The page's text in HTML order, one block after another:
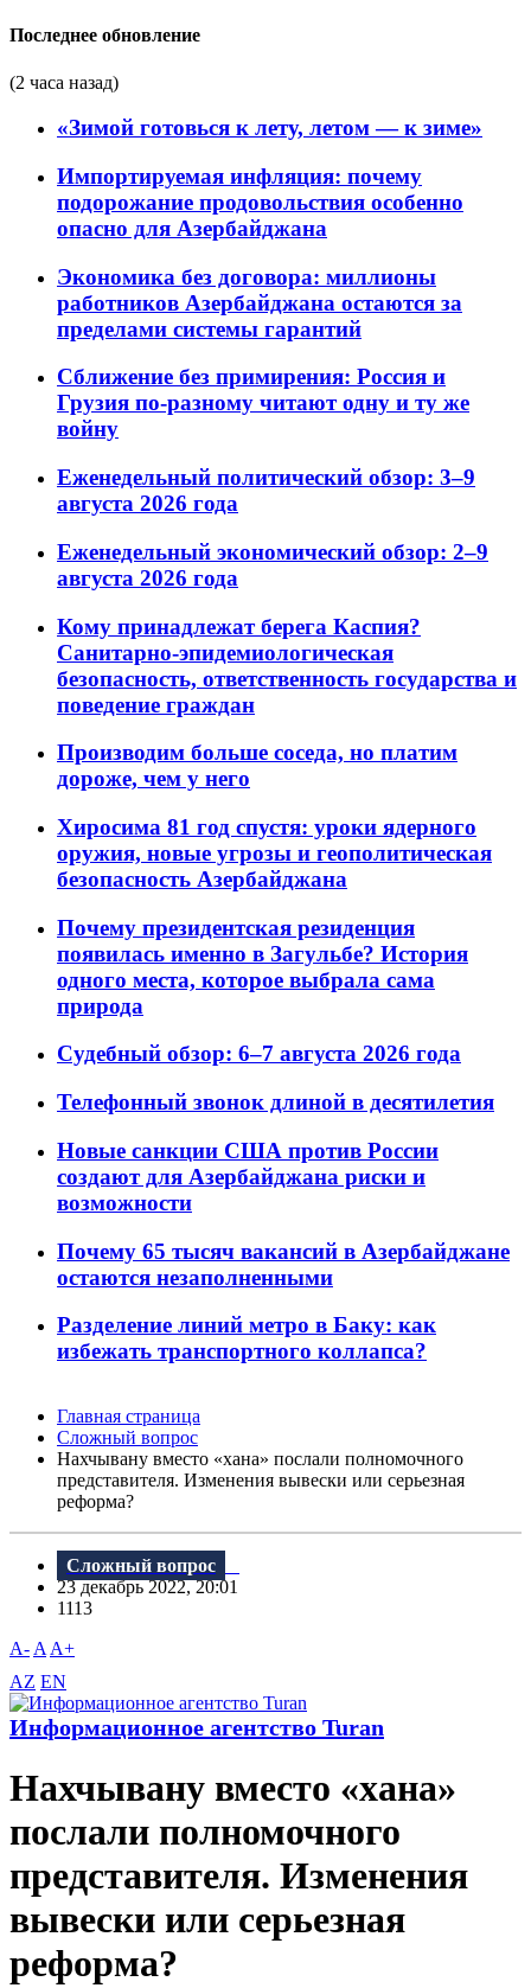
Последнее обновление
(2 часа назад)
«Зимой готовься к лету, летом — к зиме»
Импортируемая инфляция: почему
подорожание продовольствия особенно
опасно для Азербайджана
Экономика без договора: миллионы
работников Азербайджана остаются за
пределами системы гарантий
Сближение без примирения: Россия и
Грузия по-разному читают одну и ту же
войну
Еженедельный политический обзор: 3–9
августа 2026 года
Еженедельный экономический обзор: 2–9
августа 2026 года
Кому принадлежат берега Каспия?
Санитарно-эпидемиологическая
безопасность, ответственность государства и
поведение граждан
Производим больше соседа, но платим
дороже, чем у него
Хиросима 81 год спустя: уроки ядерного
оружия, новые угрозы и геополитическая
безопасность Азербайджана
Почему президентская резиденция
появилась именно в Загульбе? История
одного места, которое выбрала сама
природа
Судебный обзор: 6–7 августа 2026 года
Телефонный звонок длиной в десятилетия
Новые санкции США против России
создают для Азербайджана риски и
возможности
Почему 65 тысяч вакансий в Азербайджане
остаются незаполненными
Разделение линий метро в Баку: как
избежать транспортного коллапса?
Главная страница
Сложный вопрос
Нахчывану вместо «хана» послали полномочного
представителя. Изменения вывески или серьезная
реформа?
Сложный вопрос
23 декабрь 2022, 20:01
1113
A- A A+
AZ EN
Информационное агентство Turan
Нахчывану вместо «хана»
послали полномочного
представителя. Изменения
вывески или серьезная
реформа?